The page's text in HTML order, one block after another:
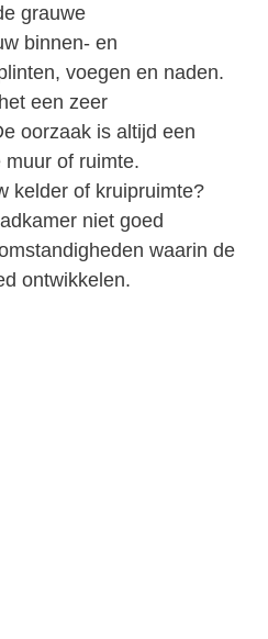
grauwe
binnen- en
voegen en naden.
een zeer
oorzaak is altijd een
of ruimte.
kelder of kruipruimte?
niet goed
waarin de
ontwikkelen.